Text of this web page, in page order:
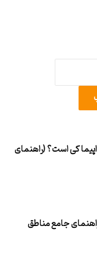
کی است؟ (راهنمای
جامع مناطق